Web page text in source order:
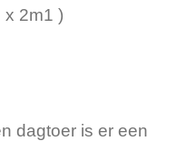
x 2m1 )
dagtoer is er een